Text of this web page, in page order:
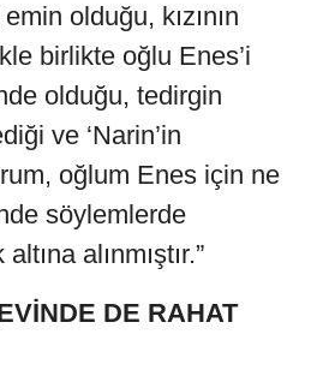
olduğu, kızının
birlikte oğlu Enes’i
olduğu, tedirgin
ve ‘Narin’in
oğlum Enes için ne
söylemlerde
alınmıştır.”
DE RAHAT